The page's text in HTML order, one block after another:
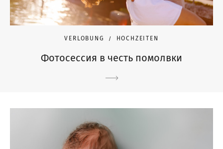
VERLOBUNG HOCHZEITEN
Фотосессия в честь помолвки